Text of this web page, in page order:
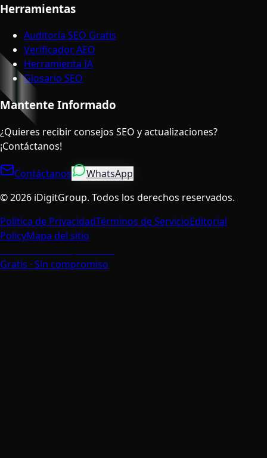
Herramientas
Auditoría SEO Gratis
Verificador AEO
Herramienta IA
Glosario SEO
Mantente Informado
¿Quieres recibir consejos SEO y actualizaciones?
¡Contáctanos!
Contáctanos
WhatsApp
©2026 iDigitGroup. Todos los derechos reservados.
Política de PrivacidadTérminos de ServicioEditorial
PolicyMapa del sitio
Gratis · Sin compromiso